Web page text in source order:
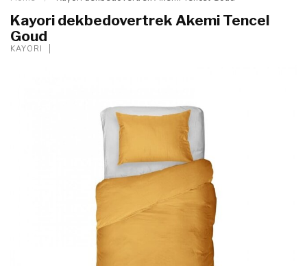
Kayori dekbedovertrek Akemi Tencel
Goud
KAYORI